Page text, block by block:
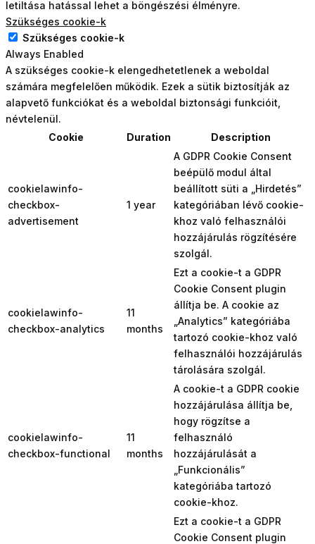
letiltása hatással lehet a böngészési élményre.
Szükséges cookie-k
Szükséges cookie-k
Always Enabled
A szükséges cookie-k elengedhetetlenek a weboldal
számára megfelelően működik. Ezek a sütik biztosítják az
alapvető funkciókat és a weboldal biztonsági funkcióit,
névtelenül.
Cookie
Duration Description
cookielawinfo-
checkbox-
advertisement
1 year
A GDPR Cookie Consent
beépülő modul által
beállított süti a „Hirdetés”
kategóriában lévő cookie-
khoz való felhasználói
hozzájárulás rögzítésére
szolgál.
cookielawinfo-
checkbox-analytics
11
months
Ezt a cookie-t a GDPR
Cookie Consent plugin
állítja be. A cookie az
„Analytics” kategóriába
tartozó cookie-khoz való
felhasználói hozzájárulás
tárolására szolgál.
cookielawinfo-
checkbox-functional
11
months
A cookie-t a GDPR cookie
hozzájárulása állítja be,
hogy rögzítse a
felhasználó
hozzájárulását a
„Funkcionális”
kategóriába tartozó
cookie-khoz.
Ezt a cookie-t a GDPR
Cookie Consent plugin